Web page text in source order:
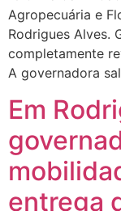
Agropecuária e
Rodrigues Alves.
completamente
A governadora
Em
entrega